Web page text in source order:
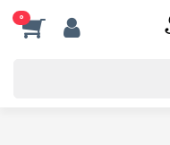
0